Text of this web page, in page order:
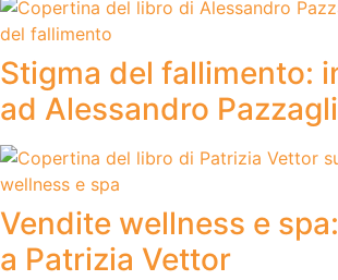
Stigma del fallimento:
ad Alessandro
Vendite wellness e
a Patrizia Vettor